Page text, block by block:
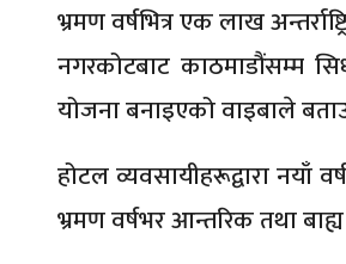
भ्रमण वर्षभित्र एक लाख
नगरकोटबाट काठमाडौंसम्म
योजना बनाइएको वाइबाले
होटल व्यवसायीहरूद्वारा नयाँ
भ्रमण वर्षभर आन्तरिक तथा